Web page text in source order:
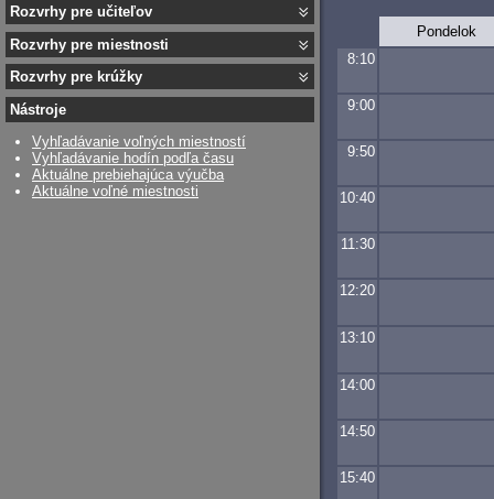
Pondelok
8:10
9:00
9:50
10:40
11:30
12:20
13:10
14:00
14:50
15:40
Rozvrhy pre učiteľov
Rozvrhy pre miestnosti
Rozvrhy pre krúžky
Nástroje
Vyhľadávanie voľných miestností
Vyhľadávanie hodín podľa času
Aktuálne prebiehajúca výučba
Aktuálne voľné miestnosti